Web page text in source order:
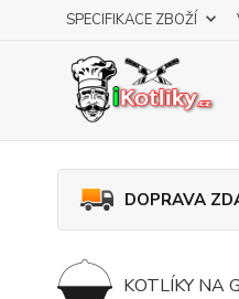
SPECIFIKACE ZBOŽÍ
DOPRAVA
KOTLÍKY NA